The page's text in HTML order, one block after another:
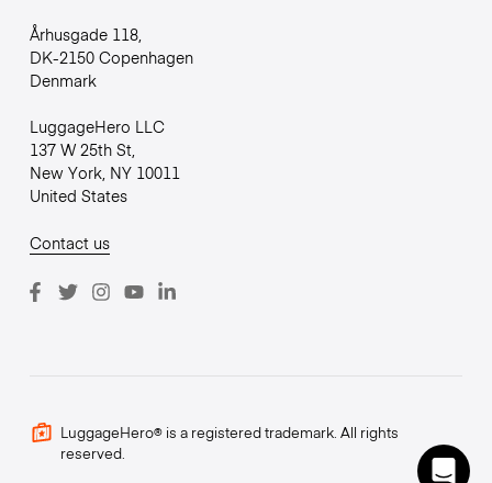
Århusgade 118,
DK-2150 Copenhagen
Denmark
LuggageHero LLC
137 W 25th St,
New York, NY 10011
United States
Contact us
LuggageHero® is a registered trademark. All rights
reserved.